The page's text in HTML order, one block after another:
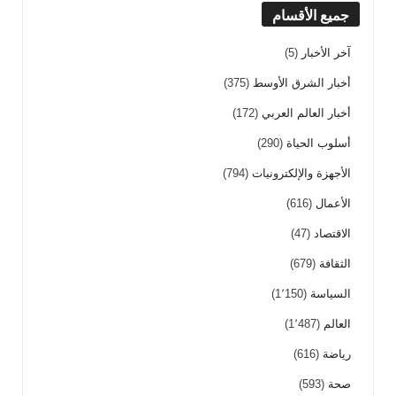
جميع الأقسام
آخر الأخبار (5)
أخبار الشرق الأوسط (375)
أخبار العالم العربي (172)
أسلوب الحياة (290)
الأجهزة والإلكترونيات (794)
الأعمال (616)
الاقتصاد (47)
الثقافة (679)
السياسة (1٬150)
العالم (1٬487)
رياضة (616)
صحة (593)